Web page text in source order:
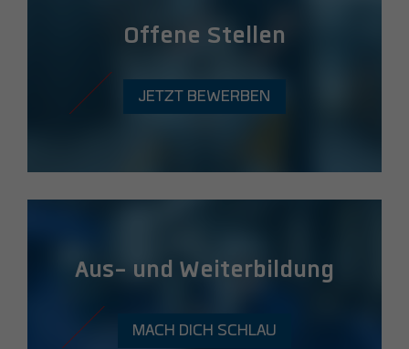
Offene Stellen
JETZT BEWERBEN
Aus- und Weiterbildung
MACH DICH SCHLAU